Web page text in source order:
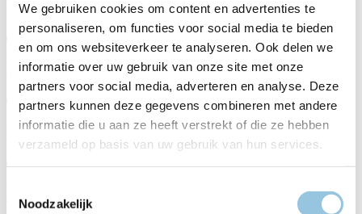
We gebruiken cookies om content en advertenties te
personaliseren, om functies voor social media te bieden
en om ons websiteverkeer te analyseren. Ook delen we
informatie over uw gebruik van onze site met onze
partners voor social media, adverteren en analyse. Deze
partners kunnen deze gegevens combineren met andere
informatie die u aan ze heeft verstrekt of die ze hebben
verzameld op basis van uw gebruik van hun services.
Noodzakelijk
€ 6.390,00
€ 5.890,00
B-5050 MY26
€ 5.799,00
€ 5.299,00